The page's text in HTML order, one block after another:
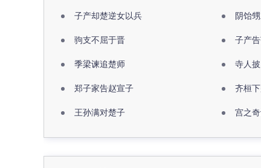
子产却楚逆女以兵 阴饴
驹支不屈于晋 子产
季梁谏追楚师 寺人
郑子家告赵宣子 齐桓
王孙满对楚子 宫之